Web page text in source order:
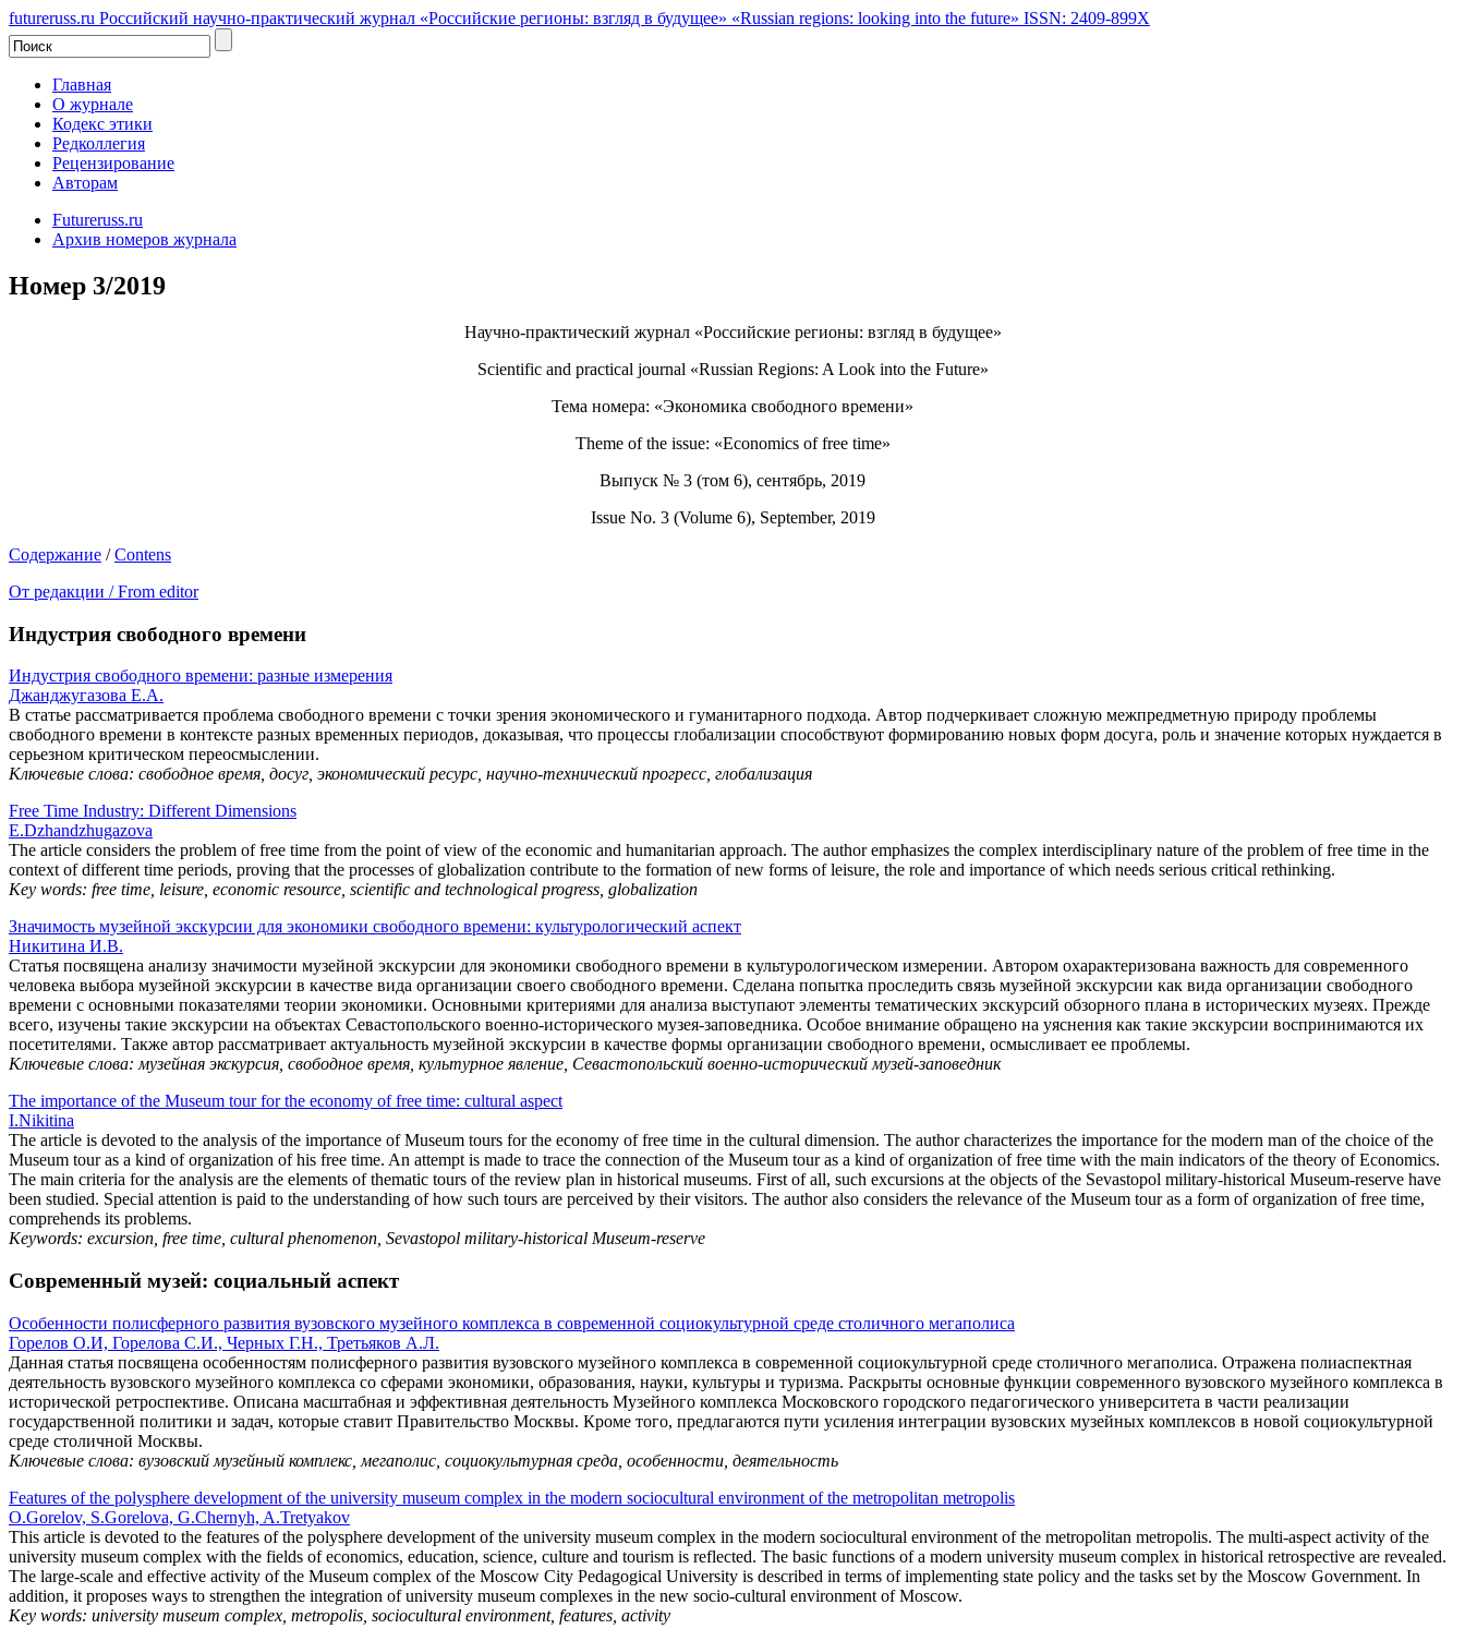
futureruss.ru Российский научно-практический журнал «Российские регионы: взгляд в будущее» «Russian regions: looking into the future» ISSN: 2409-899X
Главная
О журнале
Кодекс этики
Редколлегия
Рецензирование
Авторам
Futureruss.ru
Архив номеров журнала
Номер 3/2019
Научно-практический журнал «Российские регионы: взгляд в будущее»
Scientific and practical journal «Russian Regions: A Look into the Future»
Тема номера: «Экономика свободного времени»
Theme of the issue: «Economics of free time»
Выпуск № 3 (том 6), сентябрь, 2019
Issue No. 3 (Volume 6), September, 2019
Содержание /Соntens
От редакции / From editor
Индустрия свободного времени
Индустрия свободного времени: разные измерения
Джанджугазова Е.А.
В статье рассматривается проблема свободного времени с точки зрения экономического и гуманитарного подхода. Автор подчеркивает сложную межпредметную природу проблемы
свободного времени в контексте разных временных периодов, доказывая, что процессы глобализации способствуют формированию новых форм досуга, роль и значение которых нуждается в
серьезном критическом переосмыслении.
Ключевые слова: свободное время, досуг, экономический ресурс, научно-технический прогресс, глобализация
Free Time Industry: Different Dimensions
E.Dzhandzhugazova
The article considers the problem of free time from the point of view of the economic and humanitarian approach. The author emphasizes the complex interdisciplinary nature of the problem of free time in the
context of different time periods, proving that the processes of globalization contribute to the formation of new forms of leisure, the role and importance of which needs serious critical rethinking.
Key words: free time, leisure, economic resource, scientific and technological progress, globalization
Значимость музейной экскурсии для экономики свободного времени: культурологический аспект
Никитина И.В.
Статья посвящена анализу значимости музейной экскурсии для экономики свободного времени в культурологическом измерении. Автором охарактеризована важность для современного
человека выбора музейной экскурсии в качестве вида организации своего свободного времени. Сделана попытка проследить связь музейной экскурсии как вида организации свободного
времени с основными показателями теории экономики. Основными критериями для анализа выступают элементы тематических экскурсий обзорного плана в исторических музеях. Прежде
всего, изучены такие экскурсии на объектах Севастопольского военно-исторического музея-заповедника. Особое внимание обращено на уяснения как такие экскурсии воспринимаются их
посетителями. Также автор рассматривает актуальность музейной экскурсии в качестве формы организации свободного времени, осмысливает ее проблемы.
Ключевые слова: музейная экскурсия, свободное время, культурное явление, Севастопольский военно-исторический музей-заповедник
The importance of the Museum tour for the economy of free time: cultural aspect
I.Nikitina
The article is devoted to the analysis of the importance of Museum tours for the economy of free time in the cultural dimension. The author characterizes the importance for the modern man of the choice of the
Museum tour as a kind of organization of his free time. An attempt is made to trace the connection of the Museum tour as a kind of organization of free time with the main indicators of the theory of Economics.
The main criteria for the analysis are the elements of thematic tours of the review plan in historical museums. First of all, such excursions at the objects of the Sevastopol military-historical Museum-reserve have
been studied. Special attention is paid to the understanding of how such tours are perceived by their visitors. The author also considers the relevance of the Museum tour as a form of organization of free time,
comprehends its problems.
Keywords: excursion, free time, cultural phenomenon, Sevastopol military-historical Museum-reserve
Современный музей: социальный аспект
Особенности полисферного развития вузовского музейного комплекса в современной социокультурной среде столичного мегаполиса
Горелов О.И, Горелова С.И., Черных Г.Н., Третьяков А.Л.
Данная статья посвящена особенностям полисферного развития вузовского музейного комплекса в современной социокультурной среде столичного мегаполиса. Отражена полиаспектная
деятельность вузовского музейного комплекса со сферами экономики, образования, науки, культуры и туризма. Раскрыты основные функции современного вузовского музейного комплекса в
исторической ретроспективе. Описана масштабная и эффективная деятельность Музейного комплекса Московского городского педагогического университета в части реализации
государственной политики и задач, которые ставит Правительство Москвы. Кроме того, предлагаются пути усиления интеграции вузовских музейных комплексов в новой социокультурной
среде столичной Москвы.
Ключевые слова: вузовский музейный комплекс, мегаполис, социокультурная среда, особенности, деятельность
Features of the polysphere development of the university museum complex in the modern sociocultural environment of the metropolitan metropolis
O.Gorelov, S.Gorelova, G.Chernyh, A.Tretyakov
This article is devoted to the features of the polysphere development of the university museum complex in the modern sociocultural environment of the metropolitan metropolis. The multi-aspect activity of the
university museum complex with the fields of economics, education, science, culture and tourism is reflected. The basic functions of a modern university museum complex in historical retrospective are revealed.
The large-scale and effective activity of the Museum complex of the Moscow City Pedagogical University is described in terms of implementing state policy and the tasks set by the Moscow Government. In
addition, it proposes ways to strengthen the integration of university museum complexes in the new socio-cultural environment of Moscow.
Key words: university museum complex, metropolis, sociocultural environment, features, activity